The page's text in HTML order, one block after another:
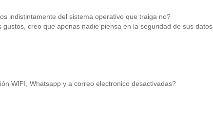
indistintamente del sistema operativo que traiga no?
creo que apenas nadie piensa en la seguridad de sus datos.
WIFI, Whatsapp y a correo electronico desactivadas?